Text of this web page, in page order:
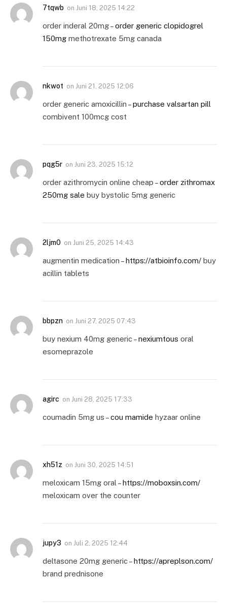
7tqwb on Juni 18, 2025 14:22
order inderal 20mg –order generic clopidogrel
150mg methotrexate 5mg canada
nkwot on Juni 21, 2025 12:06
order generic amoxicillin –purchase valsartan pill
combivent 100mcg cost
pqg5r on Juni 23, 2025 15:12
order azithromycin online cheap –order zithromax
250mg sale buy bystolic 5mg generic
2ljm0 on Juni 25, 2025 14:43
augmentin medication –https://atbioinfo.com/ buy
acillin tablets
bbpzn on Juni 27, 2025 07:43
buy nexium 40mg generic –nexiumtous oral
esomeprazole
agirc on Juni 28, 2025 17:33
coumadin 5mg us –cou mamide hyzaar online
xh51z on Juni 30, 2025 14:51
meloxicam 15mg oral –https://moboxsin.com/
meloxicam over the counter
jupy3 on Juli 2, 2025 12:44
deltasone 20mg generic –https://apreplson.com/
brand prednisone